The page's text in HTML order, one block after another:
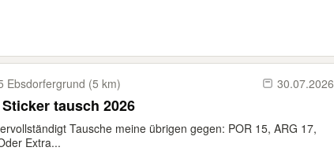
Ebsdorfergrund (5 km) 30.07.2026
tausch 2026
Tausche meine übrigen gegen: POR 15, ARG 17,
Extra...